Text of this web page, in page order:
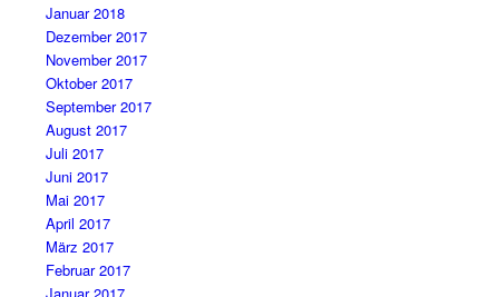
Januar 2018
Dezember 2017
November 2017
Oktober 2017
September 2017
August 2017
Juli 2017
Juni 2017
Mai 2017
April 2017
März 2017
Februar 2017